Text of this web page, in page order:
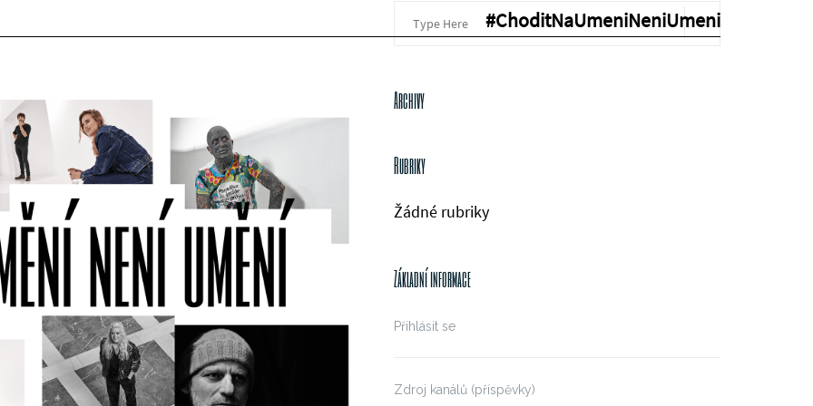
#ChoditNaUmeniNeniUmeni
Search SEARCH
Archivy
Rubriky
Žádné rubriky
Základní informace
Přihlásit se
Zdroj kanálů (příspěvky)